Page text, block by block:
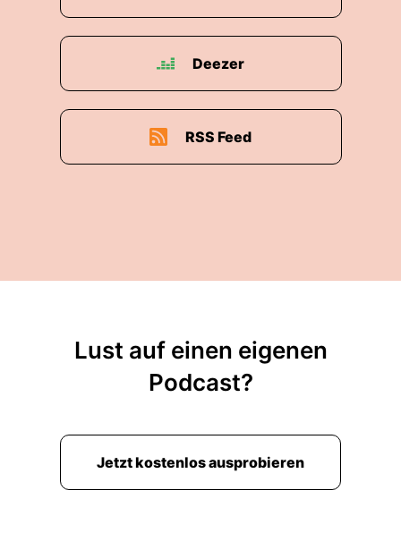
Deezer
RSS Feed
Lust auf einen eigenen
Podcast?
Jetzt kostenlos ausprobieren